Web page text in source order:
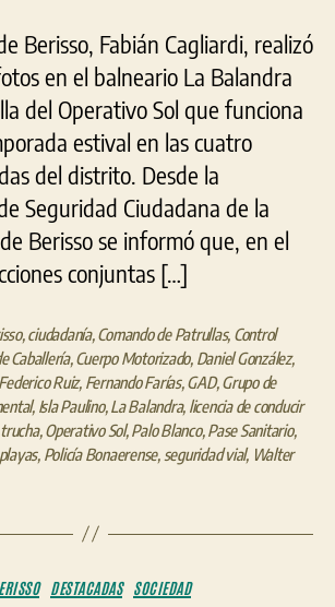
Berisso, Fabián Cagliardi, realizó
en el balneario La Balandra
del Operativo Sol que funciona
estival en las cuatro
del distrito. Desde la
Seguridad Ciudadana de la
Berisso se informó que, en el
conjuntas […]
,ciudadanía,Comando de Patrullas, Control
Caballería,Cuerpo Motorizado, Daniel González,
Federico Ruiz, Fernando Farías,GAD,Grupo de
, Isla Paulino,La Balandra, licencia de conducir
,Operativo Sol,Palo Blanco,Pase Sanitario,
playas, Policía Bonaerense, seguridad vial, Walter
Categorías
DESTACADAS SOCIEDAD